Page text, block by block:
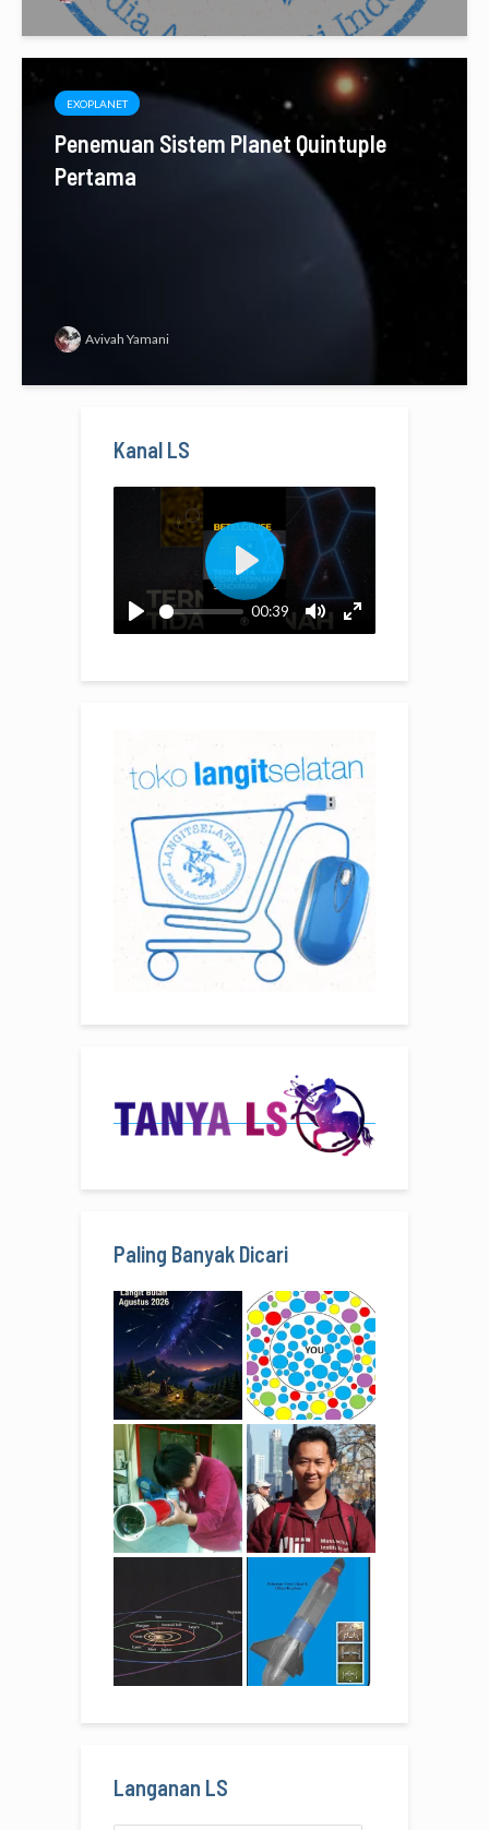
EXOPLANET
Penemuan Sistem Planet Quintuple
Pertama
Avivah Yamani
Kanal LS
Paling Banyak Dicari
Langanan LS